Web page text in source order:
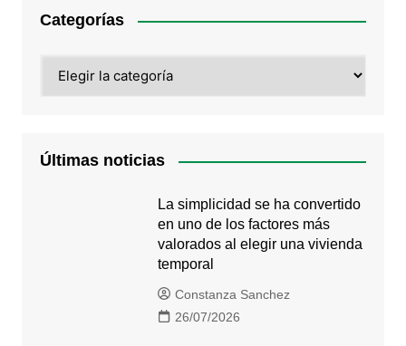
Categorías
Últimas noticias
La simplicidad se ha convertido
en uno de los factores más
valorados al elegir una vivienda
temporal
Constanza Sanchez
26/07/2026